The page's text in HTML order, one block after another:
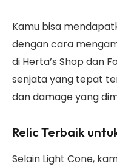
Kamu bisa
dengan cara
di Herta’s Shop dan
senjata yang tepat
dan damage yang
Relic Terbaik
Selain Light Cone,